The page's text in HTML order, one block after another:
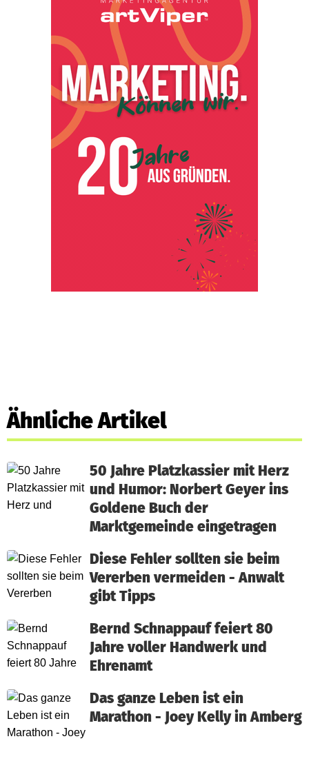
Ähnliche Artikel
50 Jahre Platzkassier mit Herz
und Humor: Norbert Geyer ins
Goldene Buch der
Marktgemeinde eingetragen
Diese Fehler sollten sie beim
Vererben vermeiden - Anwalt
gibt Tipps
Bernd Schnappauf feiert 80
Jahre voller Handwerk und
Ehrenamt
Das ganze Leben ist ein
Marathon - Joey Kelly in Amberg